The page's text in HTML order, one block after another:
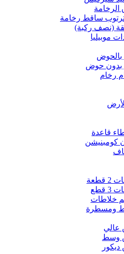
الرخامة
ساقط رخامة
(نصف ركبة)
موبيليا
بالحوض
بدون حوض
رخام
قاعدة
كومبنيشن
قطع
خلاطات
وسط